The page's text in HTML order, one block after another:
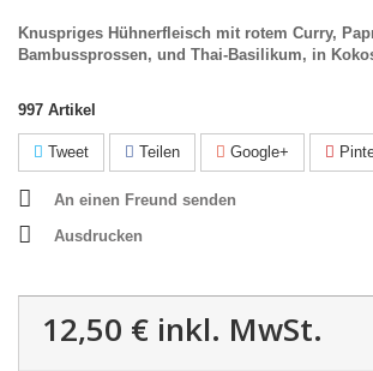
Knuspriges Hühnerfleisch mit rotem Curry,
Bambussprossen, und Thai-Basilikum, in
997 Artikel
Tweet Teilen Google+
An einen Freund senden
Ausdrucken
12,50 € inkl. MwSt.